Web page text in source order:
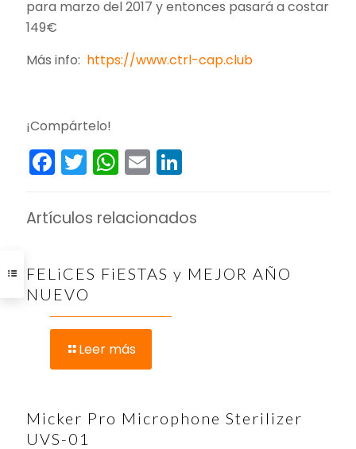
para marzo del 2017 y entonces pasará a costar
149€
Más info: https://www.ctrl-cap.club
¡Compártelo!
Facebook
Twitter
WhatsApp
Email
Artículos relacionados
FELiCES FiESTAS y MEJOR AÑO
NUEVO
Leer más
Micker Pro Microphone Sterilizer
UVS-01